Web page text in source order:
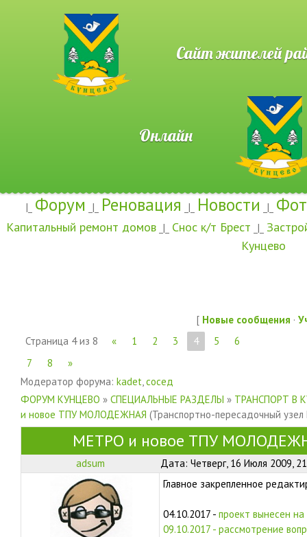
Сайт жителей
Онлайн
|_ Форум _|_ Реновация _|_ Новости _|_
Капитальный ремонт домов _|_ Снос к/т Брест _|_
Кунцево
[ Новые сообщения ·
Страница 4из 8 « 1 2 3 4 5
6
7
8
»
Модератор форума: kadet,сосед
ФОРУМ КУНЦЕВО » СПЕЦИАЛЬНЫЕ РАЗДЕЛЫ » ТРАНСПОРТ В
и новое ТПУ МОЛОДЕЖНАЯ (Транспортно-пересадочный
МЕТРО и новое ТПУ
adsum Дата: Четверг, 16 Июля 2009,
Главное закрепленное
04.10.2017 - проект вынесен
09.10.2017 - рассмотрение